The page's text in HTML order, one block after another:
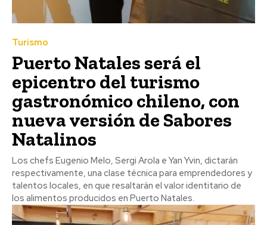
Turismo
Puerto Natales será el
epicentro del turismo
gastronómico chileno, con
nueva versión de Sabores
Natalinos
Los chefs Eugenio Melo, Sergi Arola e Yan Yvin, dictarán
respectivamente, una clase técnica para emprendedores y
talentos locales, en que resaltarán el valor identitario de
los alimentos producidos en Puerto Natales.